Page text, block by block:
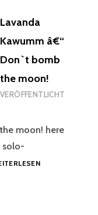
Lavanda
Kawumm â€“
Don`t bomb
the moon!
VERÖFFENTLICHT
moon! here
solo-
LAVANDA